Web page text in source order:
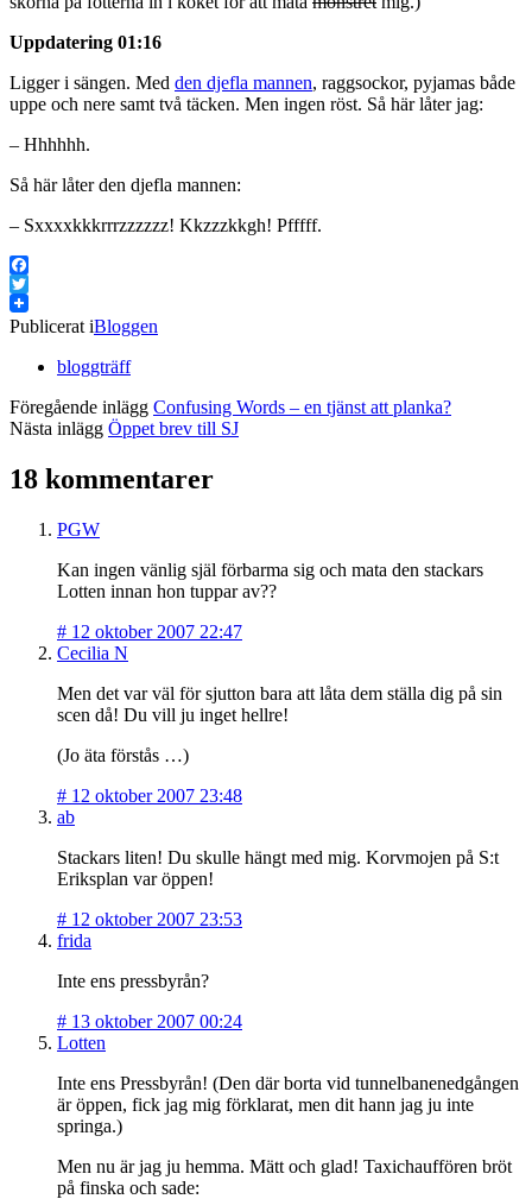
Uppdatering 01:16
Ligger i sängen. Med den djefla mannen, raggsockor, pyjamas både
uppe och nere samt två täcken. Men ingen röst. Så här låter jag:
– Hhhhhh.
Så här låter den djefla mannen:
– Sxxxxkkkrrrzzzzzz! Kkzzzkkgh! Pfffff.
Facebook
Twitter
Publicerat iBloggen
bloggträff
Föregående inlägg Confusing Words – en tjänst att planka?
Nästa inlägg Öppet brev till SJ
18 kommentarer
PGW
Kan ingen vänlig själ förbarma sig och mata den stackars
Lotten innan hon tuppar av??
# 12 oktober 2007 22:47
Cecilia N
Men det var väl för sjutton bara att låta dem ställa dig på sin
scen då! Du vill ju inget hellre!
(Jo äta förstås …)
# 12 oktober 2007 23:48
ab
Stackars liten! Du skulle hängt med mig. Korvmojen på S:t
Eriksplan var öppen!
# 12 oktober 2007 23:53
frida
Inte ens pressbyrån?
# 13 oktober 2007 00:24
Lotten
Inte ens Pressbyrån! (Den där borta vid tunnelbanenedgången
är öppen, fick jag mig förklarat, men dit hann jag ju inte
springa.)
Men nu är jag ju hemma. Mätt och glad! Taxichauffören bröt
på finska och sade: